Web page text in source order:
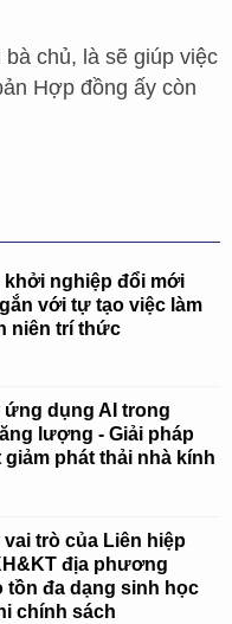
chủ, là sẽ giúp việc
Hợp đồng ấy còn
khởi nghiệp đổi mới
với tự tạo việc làm
niên trí thức
ứng dụng AI trong
lượng - Giải pháp
phát thải nhà kính
trò của Liên hiệp
địa phương
tồn đa dạng sinh học
chính sách